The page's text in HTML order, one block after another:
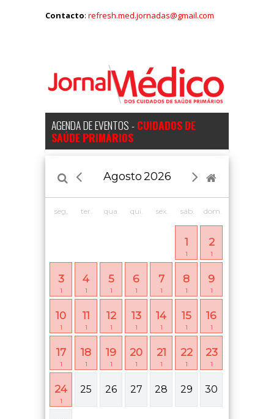
Contacto: refresh.med.jornadas@gmail.com
AGENDA DE EVENTOS -CUIDADOS DE
SAÚDE PRIMÁRIOS
Agosto2026
seg. ter. qua. qui. sex. sáb. dom.
1
1
2
1
3
1
4
1
5
1
6
1
7
1
8
1
9
1
10
1
11
1
12
1
13
1
14
1
15
1
16
1
17
1
18
1
19
1
20
1
21
1
22
1
23
1
24
1
25 26 27 28 29 30